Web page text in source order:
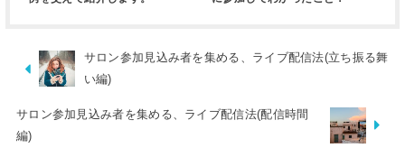
サロン参加見込み者を集める、ライブ配信法(立ち振る舞
い編)
サロン参加見込み者を集める、ライブ配信法(配信時間
編)